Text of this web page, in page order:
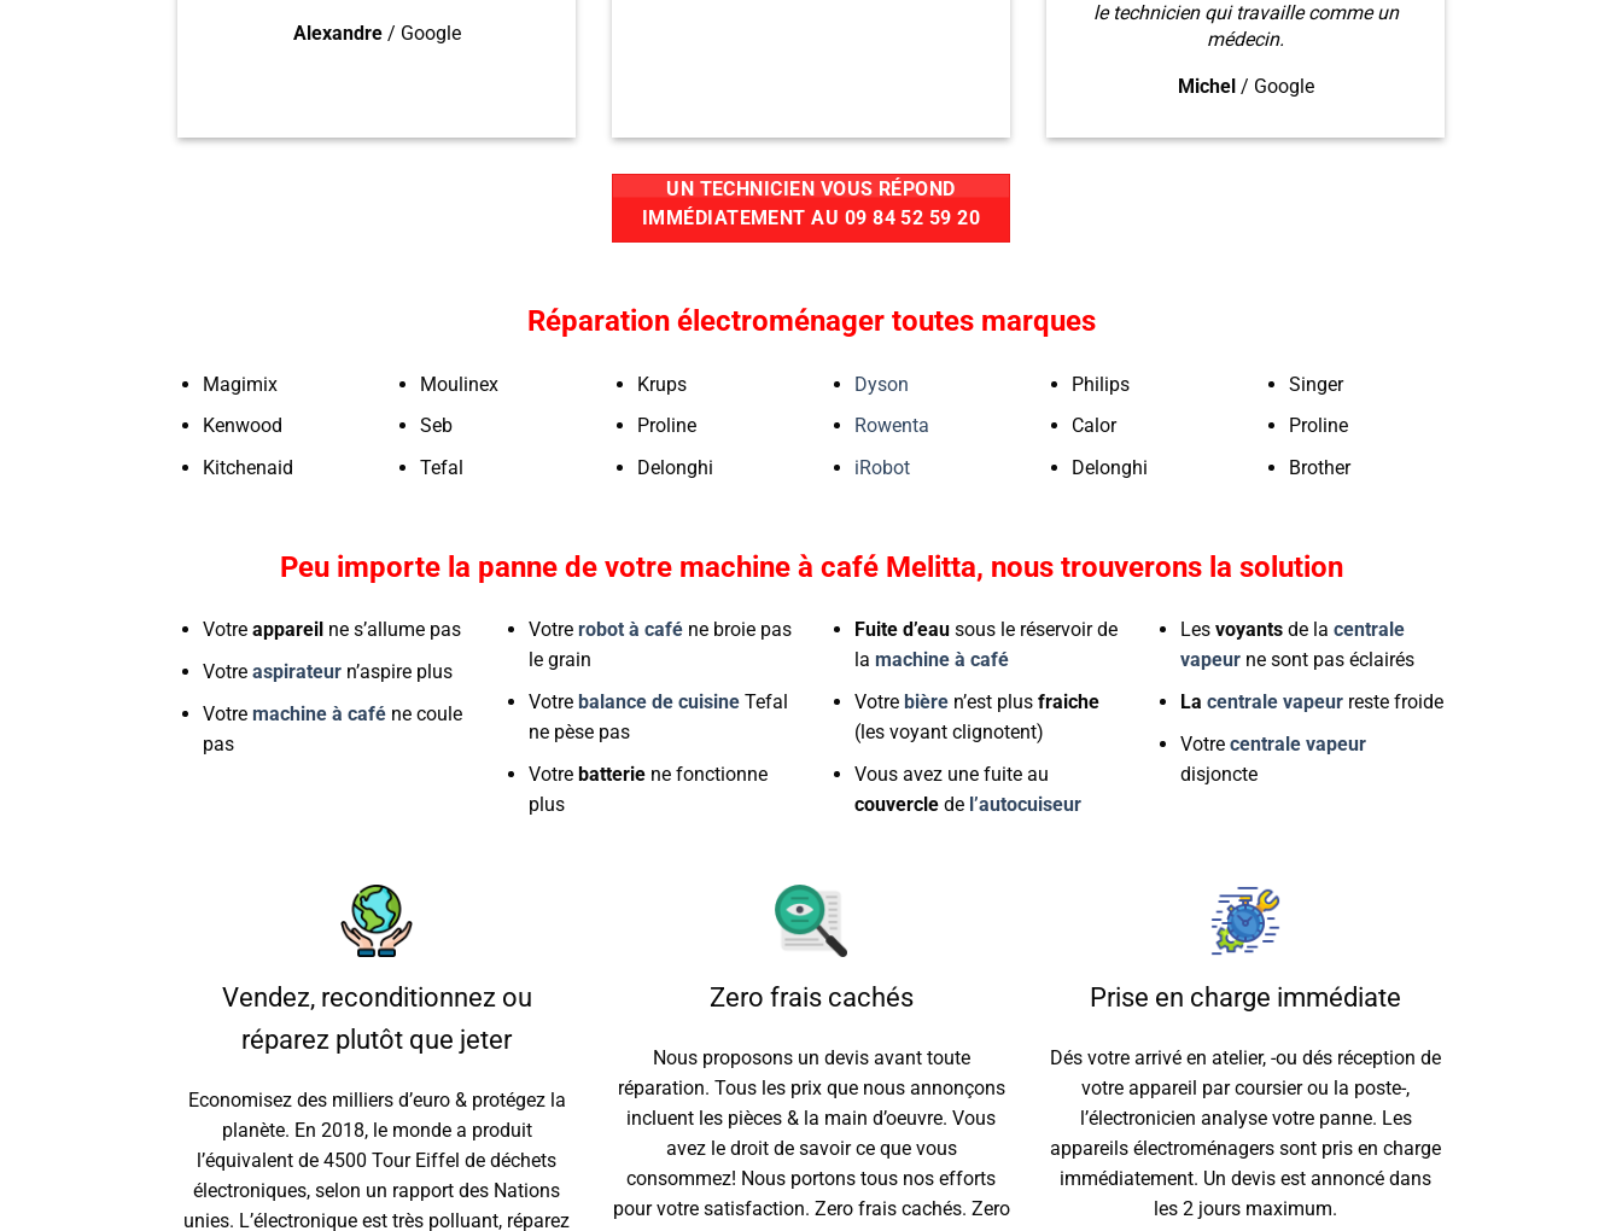
Alexandre / Google
le technicien qui travaille comme un
médecin.
Michel / Google
UN TECHNICIEN VOUS RÉPOND
IMMÉDIATEMENT AU 09 84 52 59 20
Réparation électroménager toutes marques
Magimix
Kenwood
Kitchenaid
Moulinex
Seb
Tefal
Krups
Proline
Delonghi
Dyson
Rowenta
iRobot
Philips
Calor
Delonghi
Singer
Proline
Brother
Peu importe la panne de votre machine à café Melitta, nous trouverons la solution
Votre appareil ne s’allume pas
Votre aspirateurn’aspire plus
Votremachine à caféne coule
pas
Votre robot à caféne broie pas
le grain
Votre balance de cuisineTefal
ne pèse pas
Votre batteriene fonctionne
plus
Fuite d’eausous le réservoir de
la machine à café
Votre bièren’est plus fraiche
(les voyant clignotent)
Vous avez une fuite au
couverclede l’autocuiseur
Les voyantsde la centrale
vapeurne sont pas éclairés
La centrale vapeurreste froide
Votre centrale vapeur
disjoncte
Vendez, reconditionnez ou
réparez plutôt que jeter
Economisez des milliers d’euro & protégez la
planète. En 2018, le monde a produit
l’équivalent de 4500 Tour Eiffel de déchets
électroniques, selon un rapport des Nations
unies. L’électronique est très polluant, réparez
Zero frais cachés
Nous proposons un devis avant toute
réparation. Tous les prix que nous annonçons
incluent les pièces & la main d’oeuvre. Vous
avez le droit de savoir ce que vous
consommez! Nous portons tous nos efforts
pour votre satisfaction. Zero frais cachés. Zero
Prise en charge immédiate
Dés votre arrivé en atelier, -ou dés réception de
votre appareil par coursier ou la poste-,
l’électronicien analyse votre panne. Les
appareils électroménagers sont pris en charge
immédiatement. Un devis est annoncé dans
les 2 jours maximum.